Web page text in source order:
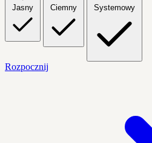
Jasny Ciemny Systemowy
Rozpocznij